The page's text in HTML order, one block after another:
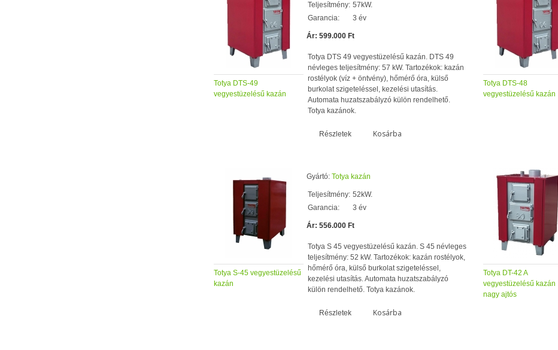
Totya DTS-49
vegyestüzelésű kazán
Teljesítmény: 57kW.
Garancia:
3 év
Ár: 599.000 Ft
Totya DTS 49 vegyestüzelésű kazán. DTS 49
névleges teljesítmény: 57 kW. Tartozékok: kazán
rostélyok (víz + öntvény), hőmérő óra, külső
burkolat szigeteléssel, kezelési utasítás.
Automata huzatszabályzó külön rendelhető.
Totya kazánok.
Részletek Kosárba
Totya DTS-48
vegyestüzelésű kazán
Totya S-45 vegyestüzelésű
kazán
Gyártó: Totya kazán
Teljesítmény: 52kW.
Garancia:
3 év
Ár: 556.000 Ft
Totya S 45 vegyestüzelésű kazán. S 45 névleges
teljesítmény: 52 kW. Tartozékok: kazán rostélyok,
hőmérő óra, külső burkolat szigeteléssel,
kezelési utasítás. Automata huzatszabályzó
külön rendelhető. Totya kazánok.
Részletek Kosárba
Totya DT-42 A
vegyestüzelésű kazán
nagy ajtós